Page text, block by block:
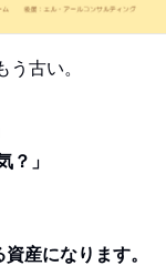
古い。
？」
産になります。